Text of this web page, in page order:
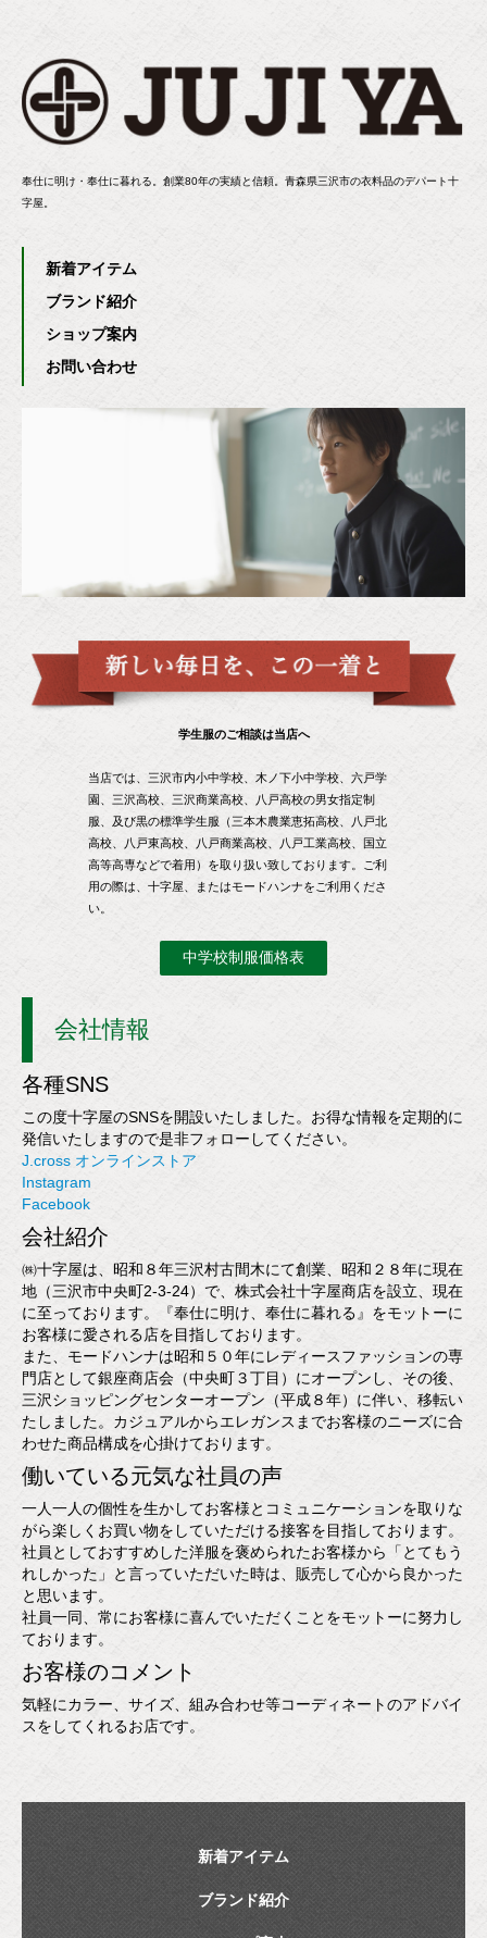
奉仕に明け・奉仕に暮れる。創業80年の実績と信頼。青森県三沢市の衣料品のデパート十
字屋。
新着アイテム
ブランド紹介
ショップ案内
お問い合わせ
学生服のご相談は当店へ
当店では、三沢市内小中学校、木ノ下小中学校、六戸学
園、三沢高校、三沢商業高校、八戸高校の男女指定制
服、及び黒の標準学生服（三本木農業恵拓高校、八戸北
高校、八戸東高校、八戸商業高校、八戸工業高校、国立
高等高専などで着用）を取り扱い致しております。ご利
用の際は、十字屋、またはモードハンナをご利用くださ
い。
中学校制服価格表
会社情報
各種SNS
この度十字屋のSNSを開設いたしました。お得な情報を定期的に
発信いたしますので是非フォローしてください。
J.cross オンラインストア
Instagram
Facebook
会社紹介
㈱十字屋は、昭和８年三沢村古間木にて創業、昭和２８年に現在
地（三沢市中央町2-3-24）で、株式会社十字屋商店を設立、現在
に至っております。『奉仕に明け、奉仕に暮れる』をモットーに
お客様に愛される店を目指しております。
また、モードハンナは昭和５０年にレディースファッションの専
門店として銀座商店会（中央町３丁目）にオープンし、その後、
三沢ショッピングセンターオープン（平成８年）に伴い、移転い
たしました。カジュアルからエレガンスまでお客様のニーズに合
わせた商品構成を心掛けております。
働いている元気な社員の声
一人一人の個性を生かしてお客様とコミュニケーションを取りな
がら楽しくお買い物をしていただける接客を目指しております。
社員としておすすめした洋服を褒められたお客様から「とてもう
れしかった」と言っていただいた時は、販売して心から良かった
と思います。
社員一同、常にお客様に喜んでいただくことをモットーに努力し
ております。
お客様のコメント
気軽にカラー、サイズ、組み合わせ等コーディネートのアドバイ
スをしてくれるお店です。
新着アイテム
ブランド紹介